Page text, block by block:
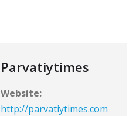
Parvatiytimes
Website:
http://parvatiytimes.com